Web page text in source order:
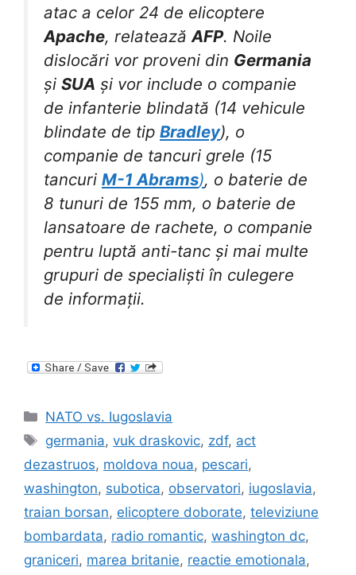
atac a celor 24 de elicoptere
Apache, relateazăAFP. Noile
dislocări vor proveni din Germania
și SUA și vor include o companie
de infanterie blindată (14 vehicule
blindate de tip Bradley), o
companie de tancuri grele (15
tancuri M-1 Abrams), o baterie de
8 tunuri de 155 mm, o baterie de
lansatoare de rachete, o companie
pentru luptă anti-tanc și mai multe
grupuri de specialiști în culegere
de informații.
Categories
NATO vs. Iugoslavia
Tags
germania,vuk draskovic, zdf, act
dezastruos, moldova noua, pescari,
washington, subotica, observatori, iugoslavia,
traian borsan, elicoptere doborate, televiziune
bombardata, radio romantic, washington dc,
graniceri, marea britanie, reactie emotionala,